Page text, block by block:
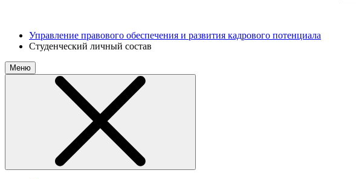
Управление правового обеспечения и развития кадрового потенциала
Студенческий личный состав
Меню